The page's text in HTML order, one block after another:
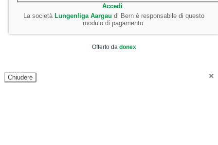
Accedi
La società Lungenliga Aargau di Bern è responsabile di questo
modulo di pagamento.
Offerto da donex
×
Chiudere